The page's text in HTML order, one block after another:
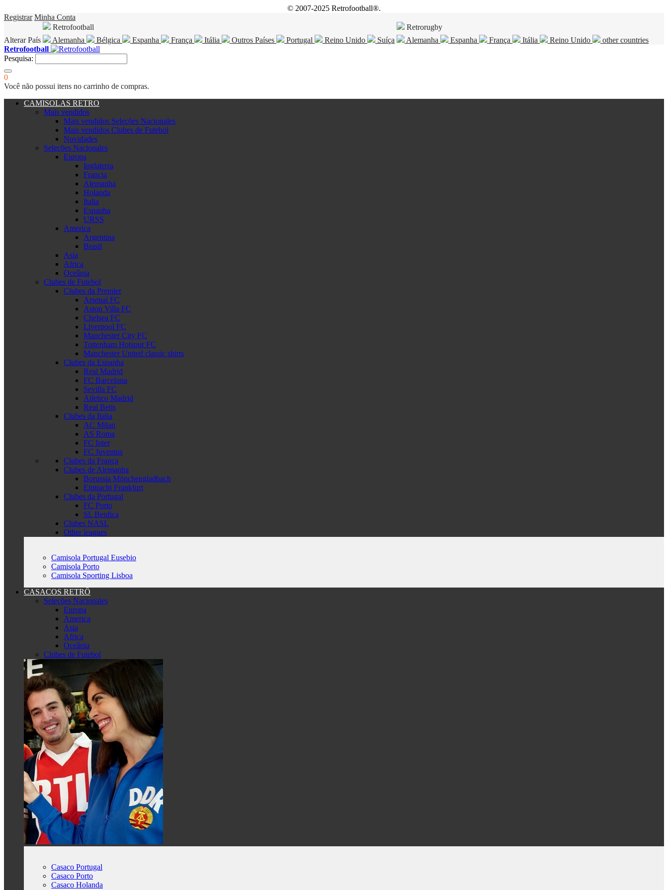
© 2007-2025 Retrofootball®.
Registrar Minha Conta
Alterar País
Retrofootball
Alemanha
Bélgica Espanha França Itália Outros Países Portugal Reino Unido Suíça
Retrorugby
Alemanha
Espanha França Itália Reino Unido
other countries
Retrofootball
Pesquisa:
0
Você não possui itens no carrinho de compras.
CAMISOLAS RETRO
Mais vendidos
Mais vendidos Seleções Nacionales
Mais vendidos Clubes de Futebol
Novidades
Seleções Nacionales
Europa
Inglaterra
Francia
Alemanha
Holanda
Italia
Espanha
URSS
America
Argentina
Brasil
Asia
Africa
Oceânia
Clubes de Futebol
Clubes da Premier
Arsenal FC
Aston Villa FC
Chelsea FC
Liverpool FC
Manchester City FC
Tottenham Hotspur FC
Manchester United classic shirts
Clubes da Espanha
Real Madrid
FC Barcelona
Sevilla FC
Atletico Madrid
Real Betis
Clubes da Italia
AC Milan
AS Roma
FC Inter
FC Juventus
Clubes da França
Clubes de Alemanha
Borussia Mönchengladbach
Eintracht Frankfurt
Clubes da Portugal
FC Porto
SL Benfica
Clubes NASL
Other leagues
Camisola Portugal Eusebio
Camisola Porto
Camisola Sporting Lisboa
CASACOS RETRÔ
Seleções Nacionales
Europa
America
Asia
Africa
Oceânia
Clubes de Futebol
Casaco Portugal
Casaco Porto
Casaco Holanda